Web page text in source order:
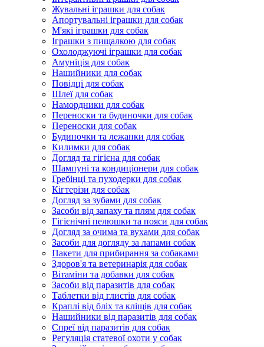
Жувальні іграшки для собак
Апортувальні іграшки для собак
М'які іграшки для собак
Іграшки з пищалкою для собак
Охолоджуючі іграшки для собак
Амуніція для собак
Нашийники для собак
Повідці для собак
Шлеї для собак
Намордники для собак
Переноски та будиночки для собак
Переноски для собак
Будиночки та лежанки для собак
Килимки для собак
Догляд та гігієна для собак
Шампуні та кондиціонери для собак
Гребінці та пуходерки для собак
Кігтерізи для собак
Догляд за зубами для собак
Засоби від запаху та плям для собак
Гігієнічні пелюшки та пояси для собак
Догляд за очима та вухами для собак
Засоби для догляду за лапами собак
Пакети для прибирання за собаками
Здоров'я та ветеринарія для собак
Вітаміни та добавки для собак
Засоби від паразитів для собак
Таблетки від глистів для собак
Краплі від бліх та кліщів для собак
Нашийники від паразитів для собак
Спреї від паразитів для собак
Регуляція статевої охоти у собак